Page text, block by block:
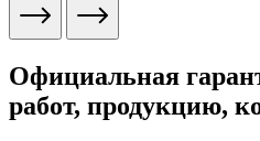
Официальная
работ, продукцию,